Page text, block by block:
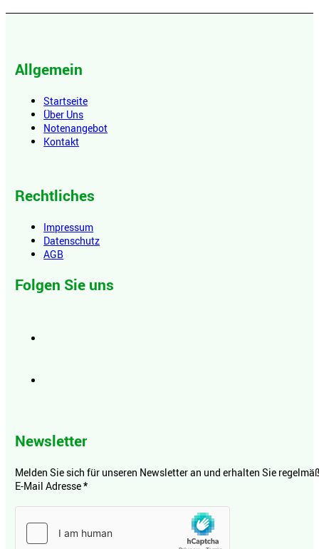
Allgemein
Startseite
Über Uns
Notenangebot
Kontakt
Rechtliches
Impressum
Datenschutz
AGB
Folgen Sie uns
Newsletter
Melden Sie sich für unseren Newsletter an und erhalten Sie
E-Mail Adresse*